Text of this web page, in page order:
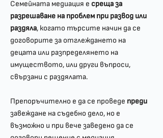
Семейната медиация е среща за
разрешаване на проблем при развод или
раздяла, когато търсите начин да се
договорите за отглеждането на
децата или разпределянето на
имуществото, или други въпроси,
свързани с раздялата.
Препоръчително е да се проведе преди
завеждане на съдебно дело, но е
възможно и при вече заведено да се